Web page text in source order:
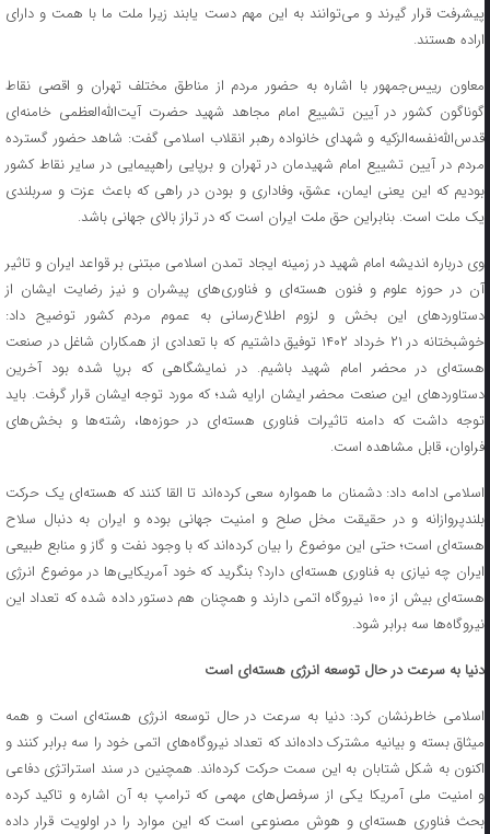
پیشرفت قرار گیرند و می‌توانند به این مهم دست یابند زیرا ملت ما با همت و دارای
اراده هستند.
معاون رییس‌جمهور با اشاره به حضور مردم از مناطق مختلف تهران و اقصی نقاط
گوناگون کشور در آیین تشییع امام مجاهد شهید حضرت آیت‌الله‌العظمی خامنه‌ای
قدس‌الله‌نفسه‌الزکیه و شهدای خانواده‌ رهبر انقلاب اسلامی گفت: شاهد حضور گسترده
مردم در آیین تشییع امام شهیدمان در تهران و برپایی راهپیمایی در سایر نقاط کشور
بودیم که این یعنی ایمان، ‌عشق‌، وفاداری و بودن در راهی که باعث عزت و سربلندی
یک ملت است. بنابراین حق ملت ایران است که در تراز بالای جهانی باشد.
وی درباره اندیشه امام شهید در زمینه ایجاد تمدن اسلامی مبتنی بر قواعد ایران و تاثیر
آن در حوزه علوم و فنون هسته‌ای و فناوری‌های پیشران و نیز رضایت ایشان از
دستاوردهای این بخش و لزوم اطلاع‌رسانی به عموم مردم کشور توضیح داد:
خوشبختانه در ۲۱ خرداد ۱۴۰۲ توفیق داشتیم که با تعدادی از همکاران شاغل در صنعت
هسته‌ای در محضر امام شهید باشیم. در نمایشگاهی که برپا شده بود آخرین
دستاوردهای این صنعت محضر ایشان ارایه شد؛‌ که مورد توجه ایشان قرار گرفت. باید
توجه داشت که دامنه تاثیرات فناوری هسته‌ای در حوزه‌ها، رشته‌ها و بخش‌های
فراوان، قابل مشاهده است.
اسلامی ادامه داد: دشمنان ما همواره سعی کرده‌اند تا القا کنند که هسته‌ای یک حرکت
بلندپروازانه و در حقیقت مخل صلح و امنیت جهانی بوده و ایران به دنبال سلاح
هسته‌ای است؛ حتی این موضوع را بیان کرده‌اند که با وجود نفت و گاز و منابع طبیعی
ایران چه نیازی به فناوری هسته‌ای دارد؟ بنگرید که خود آمریکایی‌ها در موضوع انرژی
هسته‌ای بیش از ۱۰۰ نیروگاه اتمی دارند و همچنان هم دستور داده شده که تعداد این
نیروگاه‌ها سه برابر شود.
دنیا به سرعت در حال توسعه انرژی هسته‌ای است
اسلامی خاطرنشان کرد: دنیا به سرعت در حال توسعه انرژی هسته‌ای است و همه
میثاق بسته و بیانیه مشترک داده‌اند که تعداد نیروگاه‌های اتمی خود را سه برابر کنند و
اکنون به شکل شتابان به این سمت حرکت کرده‌اند. همچنین در سند استراتژی دفاعی
و امنیت ملی آمریکا یکی از سرفصل‌های مهمی که ترامپ به آن اشاره و تاکید کرده
بحث فناوری هسته‌ای و هوش مصنوعی است که این موارد را در اولویت قرار داده